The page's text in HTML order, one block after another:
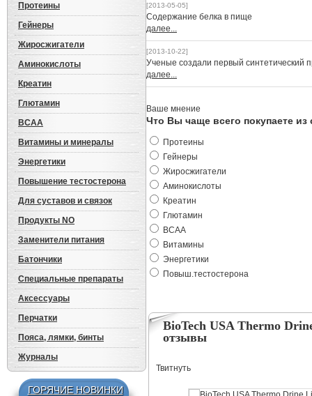
Протеины
Гейнеры
Жиросжигатели
Аминокислоты
Креатин
Глютамин
BCAA
Витамины и минералы
Энергетики
Повышение тестостерона
Для суставов и связок
Продукты NO
Заменители питания
Батончики
Специальные препараты
Аксессуары
Перчатки
Пояса, лямки, бинты
Журналы
ГОРЯЧИЕ НОВИНКИ
[2013-05-05]
Cодержание белка в пище
далее...
[2013-10-22]
Ученые создали первый синтетический
далее...
Ваше мнение
Что Вы чаще всего покупаете из
Протеины
Гейнеры
Жиросжигатели
Аминокислоты
Креатин
Глютамин
BCAA
Витамины
Энергетики
Повыш.тестостерона
BioTech USA Thermo
отзывы
Твитнуть